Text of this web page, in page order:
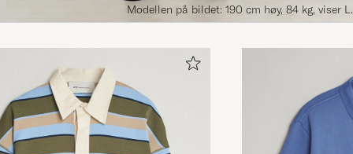
Modellen på bildet: 190 cm høy, 84 kg, viser L.